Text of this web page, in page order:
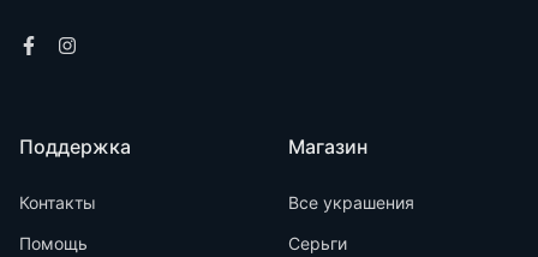
Поддержка
Контакты
Помощь
Магазин
Все украшения
Серьги